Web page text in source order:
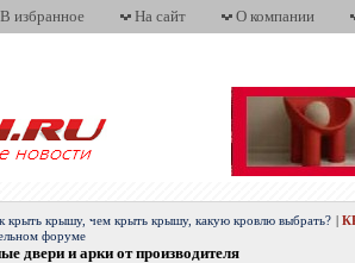
В избранное На сайт О компании
крыть крышу, чем крыть крышу, какую кровлю выбрать?
форуме
двери и арки от производителя